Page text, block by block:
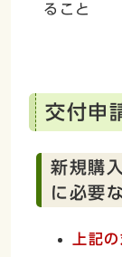
ること
交付申
新規購
に必要
上記